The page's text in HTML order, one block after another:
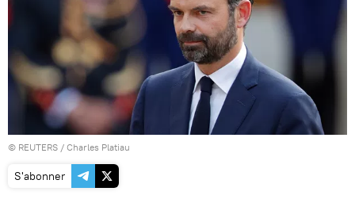
© REUTERS / Charles Platiau
S'abonner